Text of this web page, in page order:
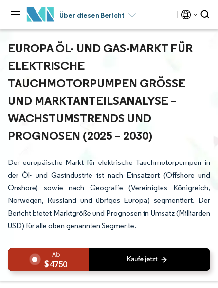
Über diesen Bericht
EUROPA ÖL- UND GAS-MARKT FÜR
ELEKTRISCHE
TAUCHMOTORPUMPEN GRÖSSE U
ND MARKTANTEILSANALYSE – W
ACHSTUMSTRENDS UND P
ROGNOSEN (2025 – 2030)
Der europäische Markt für elektrische Tauchmotorpumpen in
der Öl- und Gasindustrie ist nach Einsatzort (Offshore und
Onshore) sowie nach Geografie (Vereinigtes Königreich,
Norwegen, Russland und übriges Europa) segmentiert. Der
Bericht bietet Marktgröße und Prognosen in Umsatz (Milliarden
USD) für alle oben genannten Segmente.
4750